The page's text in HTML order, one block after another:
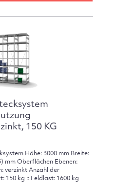
150 KG
Höhe: 3000 mm Breite:
mm Oberflächen Ebenen:
verzinkt Anzahl der
150 kg :: Feldlast: 1600 kg